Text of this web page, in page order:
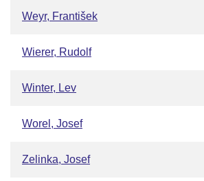
Weyr, František
Wierer, Rudolf
Winter, Lev
Worel, Josef
Zelinka, Josef